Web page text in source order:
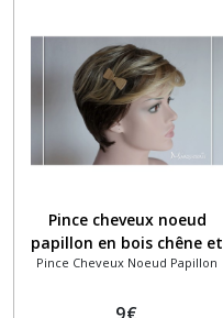
Pince cheveux noeud
papillon en bois chêne et
marqueterie centrale
Pince Cheveux Noeud Papillon